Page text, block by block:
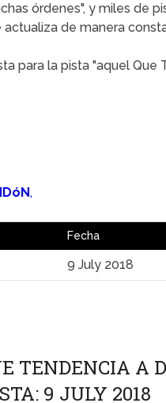
órdenes", y miles de
de manera
para la pista "aquel Que
,
Fecha
9 July 2018
TENDENCIA A
9 JULY 2018